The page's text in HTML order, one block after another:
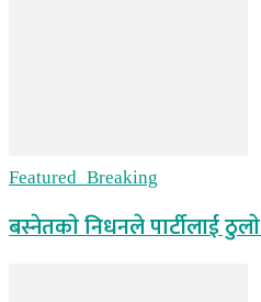
Featured_Breaking
बस्नेतकाे निधनले पार्टीलाई